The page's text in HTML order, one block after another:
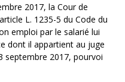
2017, la Cour de
L. 1235-5 du Code du
emploi par le salarié lui
dont il appartient au juge
septembre 2017, pourvoi